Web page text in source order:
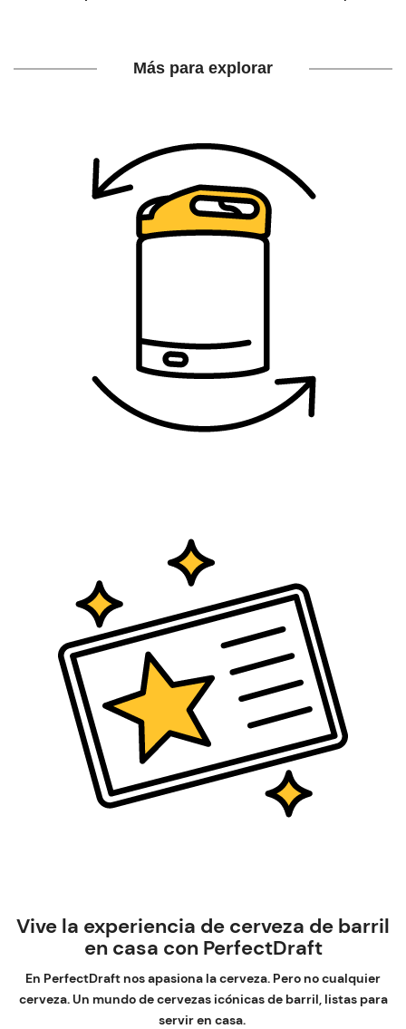
Más para explorar
devolución
Vive la experiencia de cerveza de barril
en casa con PerfectDraft
En PerfectDraft nos apasiona la cerveza. Pero no cualquier
cerveza. Un mundo de cervezas icónicas de barril, listas para
servir en casa.